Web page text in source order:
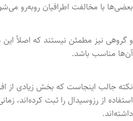
بعضی‌ها با مخالفت اطرافیان روبه‌رو
و گروهی نیز مطمئن نیستند که اصلاً
آن‌ها مناسب باشد.
نکته جالب اینجاست که بخش زیادی از
استفاده از رزوسیدال را ثبت کرده‌اند،
داشته‌اند.